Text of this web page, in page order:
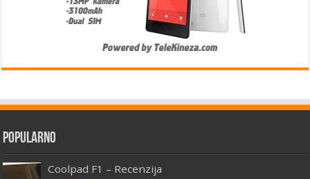
Popularno
Coolpad F1 – Recenzija